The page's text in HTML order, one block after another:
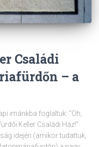
Családi
– a
imánkba foglaltuk: “Oh,
Keller Családi Ház!”
idején (amikor tudattuk,